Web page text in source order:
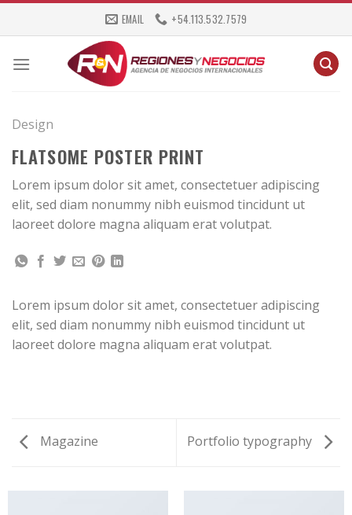
EMAIL +54.113.532.7579
Design
FLATSOME POSTER PRINT
Lorem ipsum dolor sit amet, consectetuer adipiscing
elit, sed diam nonummy nibh euismod tincidunt ut
laoreet dolore magna aliquam erat volutpat.
Lorem ipsum dolor sit amet, consectetuer adipiscing
elit, sed diam nonummy nibh euismod tincidunt ut
laoreet dolore magna aliquam erat volutpat.
Magazine Portfolio typography